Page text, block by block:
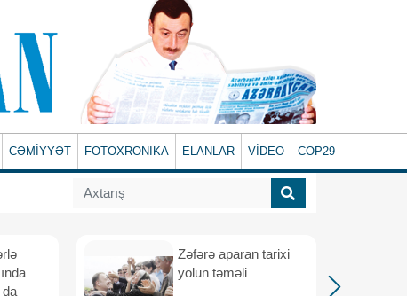
CƏMİYYƏT FOTOXRONIKA ELANLAR VİDEO COP29
da
Zəfərə aparan tarixi
yolun təməli